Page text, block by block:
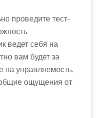
проведите тест-
ведет себя на
вам будет за
на управляемость,
ощущения от